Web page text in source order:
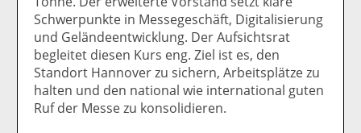
n
Schwerpunkte in Messegeschäft, Digitalisierung
und Geländeentwicklung. Der Aufsichtsrat
begleitet diesen Kurs eng. Ziel ist es, den
Standort Hannover zu sichern, Arbeitsplätze zu
halten und den national wie international guten
Ruf der Messe zu konsolidieren.